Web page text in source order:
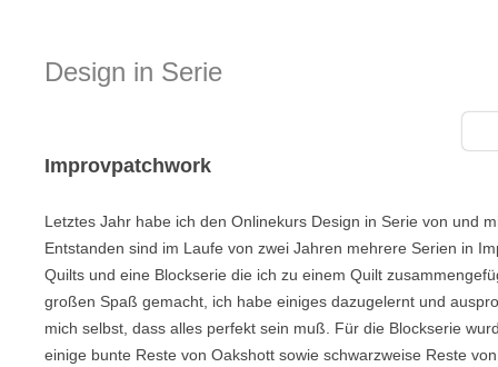
Design in Serie
Improvpatchwork
Letztes Jahr habe ich den Onlinekurs Design in Serie von und
Entstanden sind im Laufe von zwei Jahren mehrere Serien in
Quilts und eine Blockserie die ich zu einem Quilt
großen Spaß gemacht, ich habe einiges dazugelernt und
mich selbst, dass alles perfekt sein muß. Für die Blockserie
einige bunte Reste von Oakshott sowie schwarzweise Reste